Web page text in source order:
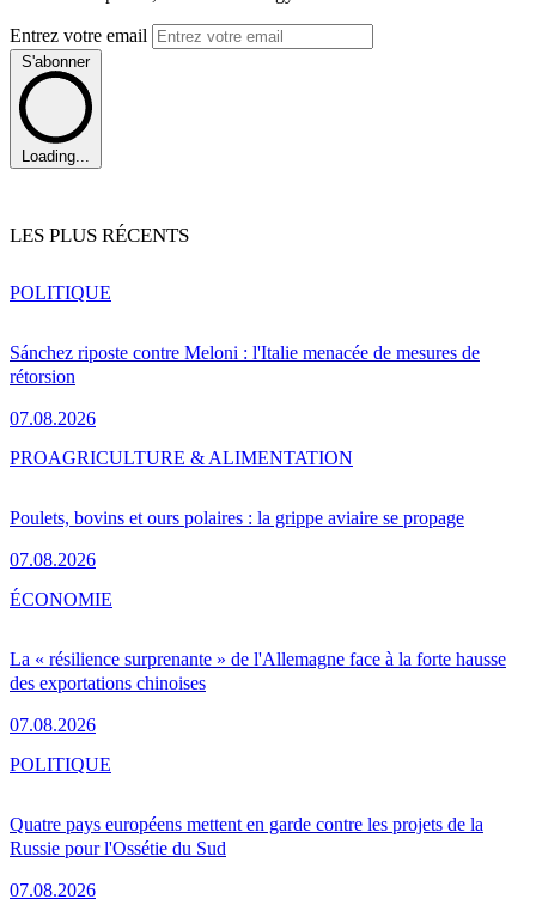
Entrez votre email
S'abonner
Loading...
LES PLUS RÉCENTS
Sánchez riposte contre Meloni : l'Italie menacée de mesures de
rétorsion
07.08.2026
POLITIQUE
Poulets, bovins et ours polaires : la grippe aviaire se propage
07.08.2026
PROAGRICULTURE & ALIMENTATION
La « résilience surprenante » de l'Allemagne face à la forte hausse
des exportations chinoises
07.08.2026
ÉCONOMIE
Quatre pays européens mettent en garde contre les projets de la
Russie pour l'Ossétie du Sud
07.08.2026
POLITIQUE